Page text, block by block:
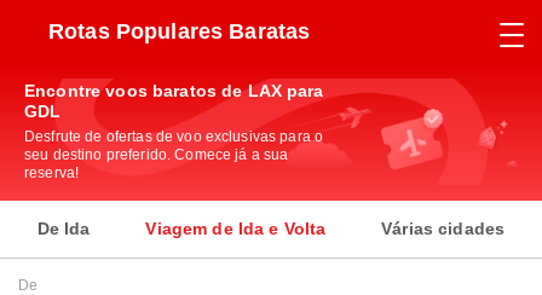
Rotas Populares Baratas
Encontre voos baratos de LAX para
GDL
Desfrute de ofertas de voo exclusivas para o
seu destino preferido. Comece já a sua
reserva!
De Ida Viagem de Ida e Volta Várias cidades
De